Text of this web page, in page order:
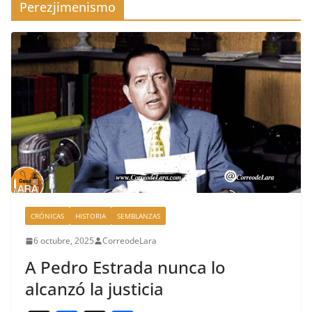
Perezjimenismo
CRÓNICAS HISTORIA SEMBLANZAS
6 octubre, 2025 CorreodeLara
A Pedro Estrada nunca lo
alcanzó la justicia